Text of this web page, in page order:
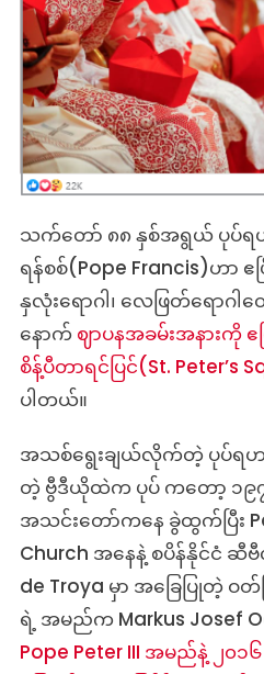
သက်တော် ၈၈ နှစ်အရွယ် ပုပ်ရဟ
ရန်စစ်(Pope Francis)ဟာ ဧ
နှလုံးရောဂါ၊ လေဖြတ်ရောဂါ
နောက် ဈာပနအခမ်းအနားကို
စိန့်ပီတာရင်ပြင်(St. Peter’s
ပါတယ်။
အသစ်ရွေးချယ်လိုက်တဲ့ ပုပ်ရဟန်
တဲ့ ဗွီဒီယိုထဲက ပုပ် ကတော့ ၁၉၇
အသင်းတော်ကနေ ခွဲထွက်ပြီး
Church အနေနဲ့ စပိန်နိုင်ငံ ဆီ
de Troya မှာ အခြေပြုတဲ့ ဝ
ရဲ့ အမည်က Markus Josef
Pope Peter III အမည်နဲ့ ၂၀